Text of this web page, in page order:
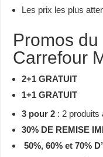
Les prix les plus
Promos
Carrefour
2+1 GRATUIT
1+1 GRATUIT
3 pour 2 : 2 produits
30% DE REMISE
50%, 60% et 70%